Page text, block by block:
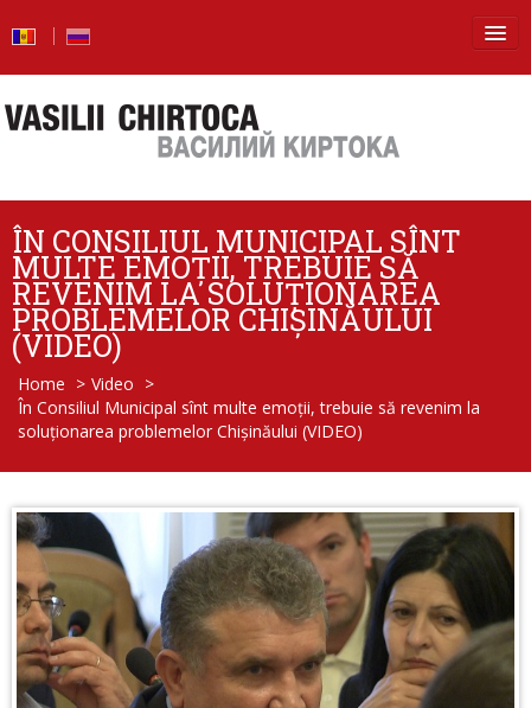
Știri
Blog
Foto
Video
Raport de activitate
Despre mine
Contacte
ÎN CONSILIUL MUNICIPAL SÎNT
MULTE EMOȚII, TREBUIE SĂ
REVENIM LA SOLUȚIONAREA
PROBLEMELOR CHIȘINĂULUI
(VIDEO)
Home > Video >
În Consiliul Municipal sînt multe emoții, trebuie să revenim la
soluționarea problemelor Chișinăului (VIDEO)